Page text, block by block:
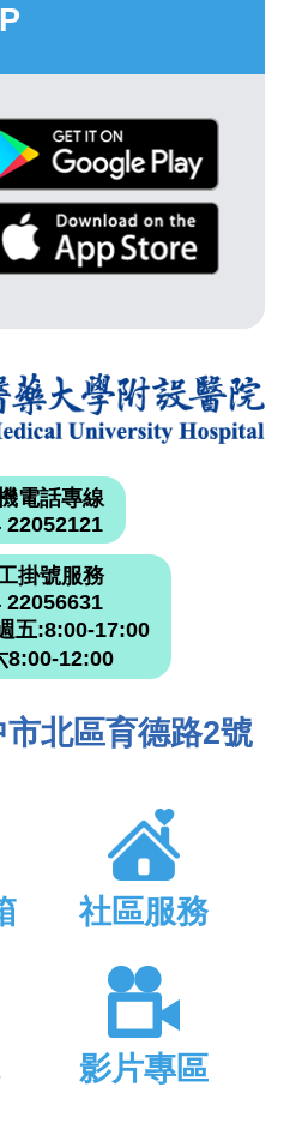
電話專線
22052121
掛號服務
22056631
五:8:00-17:00
8:00-12:00
北區育德路2號
社區服務
影片專區